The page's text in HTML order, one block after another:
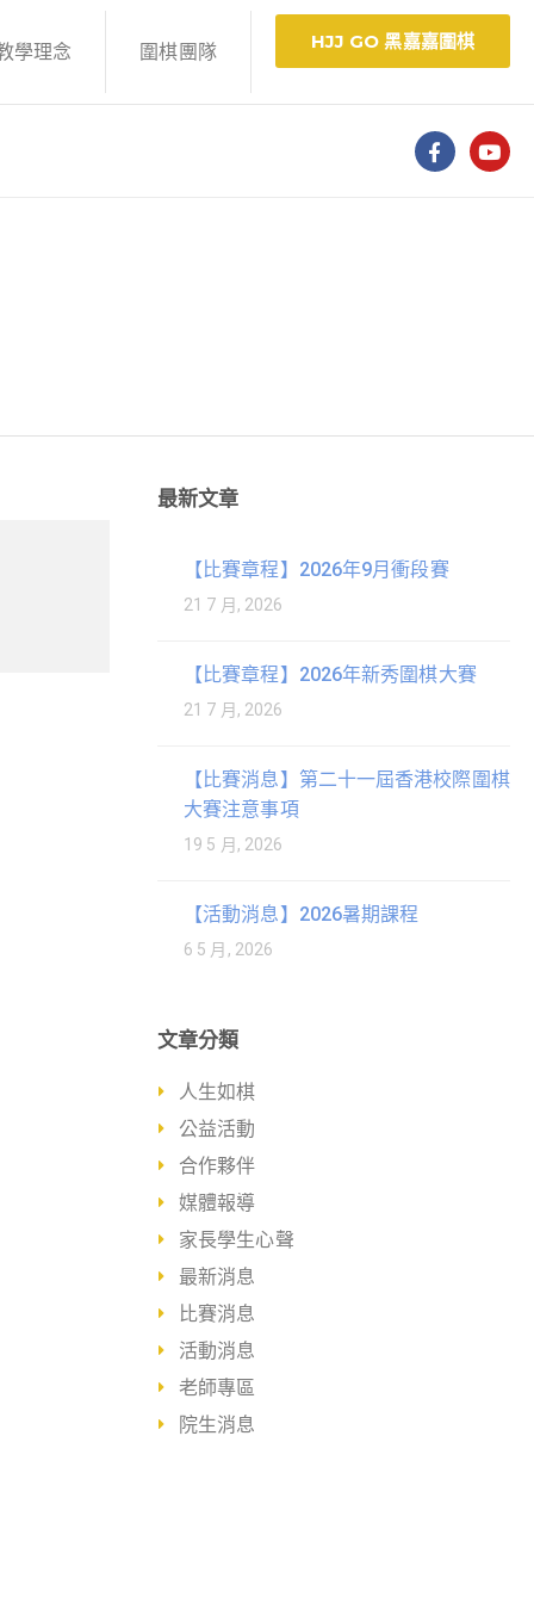
學理念 圍棋團隊 HJJ GO 黑嘉嘉圍棋
最新文章
【比賽章程】2026年9月衝段賽
21 7 月, 2026
【比賽章程】2026年新秀圍棋大賽
21 7 月, 2026
【比賽消息】第二十一屆香港校際圍棋
大賽注意事項
19 5 月, 2026
【活動消息】2026暑期課程
6 5 月, 2026
文章分類
人生如棋
公益活動
合作夥伴
媒體報導
家長學生心聲
最新消息
比賽消息
活動消息
老師專區
院生消息